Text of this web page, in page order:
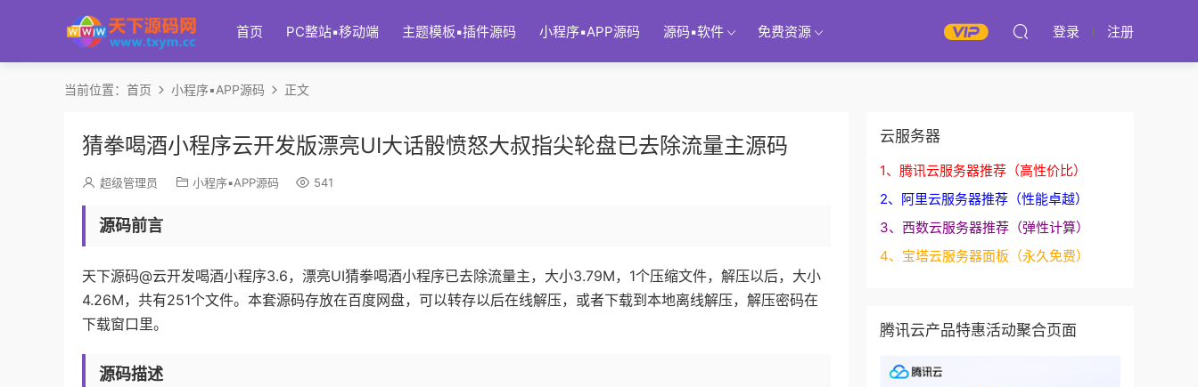
首页 PC整站▪移动端 主题模板▪插件源码 小程序▪APP源码 源码▪软件 免费资源 登录 注册
当前位置： 首页 小程序▪APP源码 正文
猜拳喝酒小程序云开发版漂亮UI大话骰愤怒大叔指尖轮盘已去除流量主源码
超级管理员 小程序▪APP源码 541
源码前言
天下源码@云开发喝酒小程序3.6，漂亮UI猜拳喝酒小程序已去除流量主，大小3.79M，1个压缩文件，解压以后，大小
4.26M，共有251个文件。本套源码存放在百度网盘，可以转存以后在线解压，或者下载到本地离线解压，解压密码在
下载窗口里。
源码描述
云服务器
1、腾讯云服务器推荐（高性价比）
2、阿里云服务器推荐（性能卓越）
3、西数云服务器推荐（弹性计算）
4、宝塔云服务器面板（永久免费）
腾讯云产品特惠活动聚合页面